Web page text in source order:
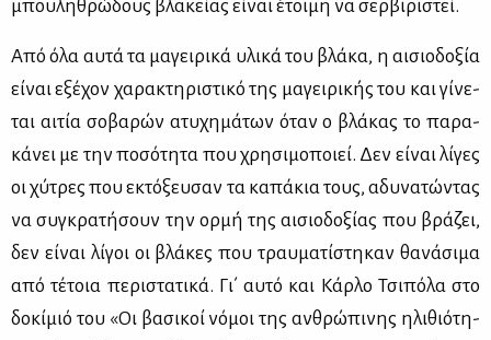
μπου­λη­θρώ­δους βλα­κεί­ας εί­ναι έτοι­μη να σερ­βι­ρι­στεί.
Από όλα αυ­τά τα μα­γει­ρι­κά υλι­κά του βλά­κα, η αι­σιο­δο­ξία
εί­ναι εξέ­χον χα­ρα­κτη­ρι­στι­κό της μα­γει­ρι­κής του και γί­νε­
ται αι­τία σο­βα­ρών ατυ­χη­μά­των όταν ο βλά­κας το πα­ρα­
κά­νει με την πο­σό­τη­τα που χρη­σι­μο­ποιεί. Δεν εί­ναι λί­γες
οι χύ­τρες που εκτό­ξευ­σαν τα κα­πά­κια τους, αδυ­να­τώ­ντας
να συ­γκρα­τή­σουν την ορ­μή της αι­σιο­δο­ξί­ας που βρά­ζει,
δεν εί­ναι λί­γοι οι βλά­κες που τραυ­μα­τί­στη­καν θα­νά­σι­μα
από τέ­τοια πε­ρι­στα­τι­κά. Γι΄ αυ­τό και Κάρ­λο Τσι­πό­λα στο
δο­κί­μιό του «Οι βα­σι­κοί νό­μοι της αν­θρώ­πι­νης ηλι­θιό­τη­